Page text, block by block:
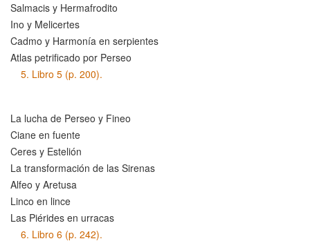
Salmacis y Hermafrodito
Ino y Melicertes
Cadmo y Harmonía en serpientes
Atlas petrificado por Perseo
5. Libro 5 (p. 200).
La lucha de Perseo y Fineo
Ciane en fuente
Ceres y Estelión
La transformación de las Sirenas
Alfeo y Aretusa
Linco en lince
Las Piérides en urracas
6. Libro 6 (p. 242).